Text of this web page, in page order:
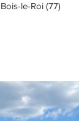
Bois-le-Roi (77)